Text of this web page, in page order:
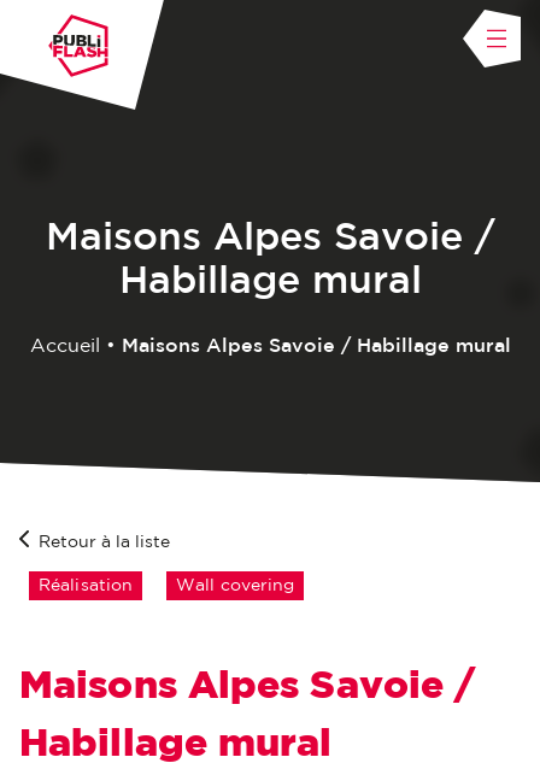
Maisons Alpes Savoie /
Habillage mural
Accueil • Maisons Alpes Savoie / Habillage mural
Retour à la liste
Réalisation Wall covering
Maisons Alpes Savoie /
Habillage mural